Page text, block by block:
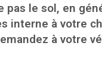
le sol, en
interne à votre
à votre